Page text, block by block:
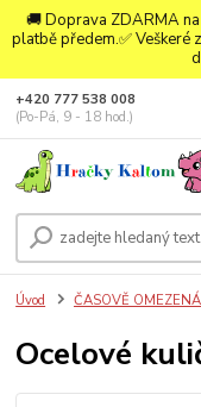
🚚 Doprava ZDARMA
platbě předem.✅ Veškeré
+420 777 538 008
(Po-Pá, 9 - 18 hod.)
Úvod ČASOVĚ
Ocelové